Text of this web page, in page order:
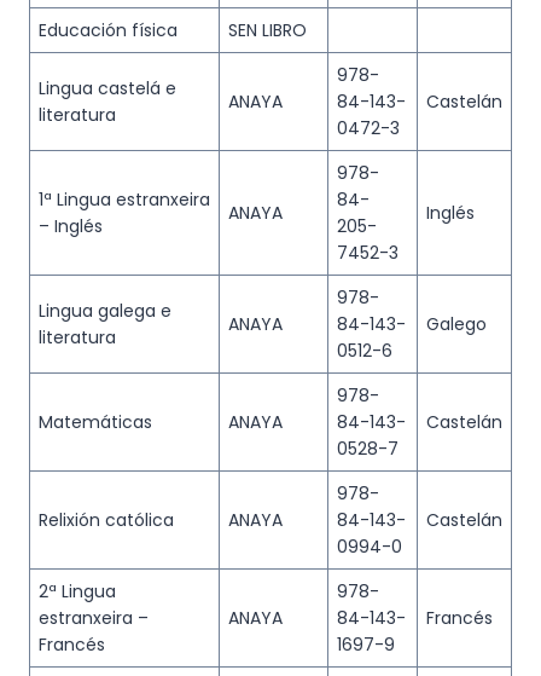
Educación física SEN LIBRO
Lingua castelá e
literatura
ANAYA
978-
84-143-
0472-3
Castelán
1ª Lingua estranxeira
– Inglés
ANAYA
978-
84-
205-
7452-3
Inglés
Lingua galega e
literatura
ANAYA
978-
84-143-
0512-6
Galego
Matemáticas ANAYA
978-
84-143-
0528-7
Castelán
Relixión católica ANAYA
978-
84-143-
0994-0
Castelán
2ª Lingua
estranxeira –
Francés
ANAYA
978-
84-143-
1697-9
Francés